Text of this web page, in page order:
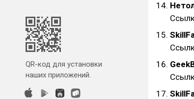
QR-код для установки
наших приложений.